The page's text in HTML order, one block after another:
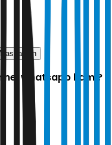
whatsapp kami?